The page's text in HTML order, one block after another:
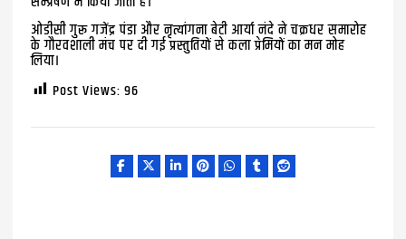
ओडीसी गुरू गजेंद्र पंडा और नृत्यांगना बेटी आर्या नंदे ने चक्रधर समारोह
के गौरवशाली मंच पर दी गई प्रस्तुतियों से कला प्रेमियों का मन मोह
लिया।
Post Views: 96